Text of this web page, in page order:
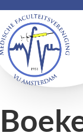
U bent hier: Home